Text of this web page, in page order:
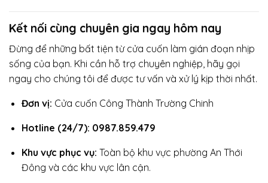
Kết nối cùng chuyên gia ngay hôm nay
Đừng để những bất tiện từ cửa cuốn làm gián đoạn nhịp
sống của bạn. Khi cần hỗ trợ chuyên nghiệp, hãy gọi
ngay cho chúng tôi để được tư vấn và xử lý kịp thời nhất.
Đơn vị: Cửa cuốn Công Thành Trường Chinh
Hotline (24/7): 0987.859.479
Khu vực phục vụ: Toàn bộ khu vực phường An Thới
Đông và các khu vực lân cận.